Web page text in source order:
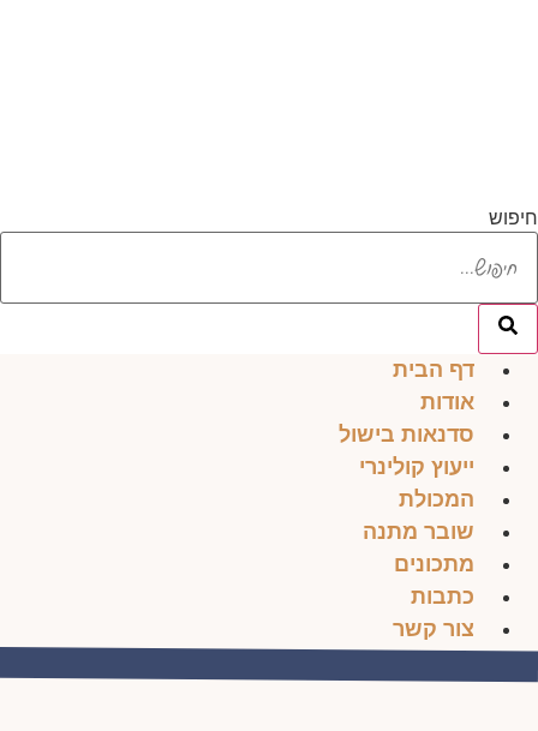
חיפוש
דף הבית
אודות
סדנאות בישול
ייעוץ קולינרי
המכולת
שובר מתנה
מתכונים
כתבות
צור קשר